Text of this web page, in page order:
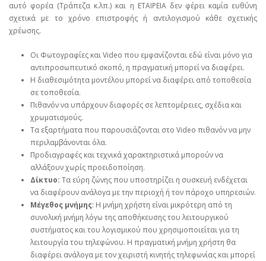
αυτό φορέα (Τράπεζα κ.λπ.) και η ΕΤΑΙΡΕΙΑ δεν φέρει καμία ευθύνη
σχετικά με το χρόνο επιστροφής ή αντιλογισμού κάθε σχετικής
χρέωσης.
Οι Φωτογραφίες και Video που εμφανίζονται εδώ είναι μόνο για
αντιπροσωπευτικό σκοπό, η πραγματική μπορεί να διαφέρει.
Η διαθεσιμότητα μοντέλου μπορεί να διαφέρει από τοποθεσία
σε τοποθεσία.
Πιθανόν να υπάρχουν διαφορές σε λεπτομέρειες, σχέδια και
χρωματισμούς.
Τα εξαρτήματα που παρουσιάζονται στο Video πιθανόν να μην
περιλαμβάνονται όλα.
Προδιαγραφές και τεχνικά χαρακτηριστικά μπορούν να
αλλάξουν χωρίς προειδοποίηση.
Δίκτυο: Τα εύρη ζώνης που υποστηρίζει η συσκευή ενδέχεται
να διαφέρουν ανάλογα με την περιοχή ή τον πάροχο υπηρεσιών.
Μέγεθος μνήμης: Η μνήμη χρήστη είναι μικρότερη από τη
συνολική μνήμη λόγω της αποθήκευσης του λειτουργικού
συστήματος και του λογισμικού που χρησιμοποιείται για τη
λειτουργία του τηλεφώνου. Η πραγματική μνήμη χρήστη θα
διαφέρει ανάλογα με τον χειριστή κινητής τηλεφωνίας και μπορεί